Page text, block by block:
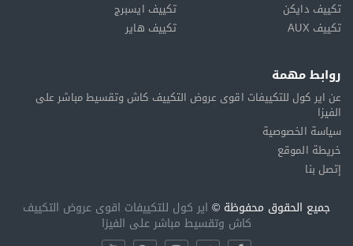
تكييف دايكن
تكييف ايسبرج
تكييف AUX
تكييف هاير
روابط مهمة
عن اير كول للتكييفات اقوى عروض التكييف كاش وتقسيط مباشر على
الفيزا
سياسة الخصوصية
خريطة الموقع
إتصل بنا
جميع الحقوق محفوظة © اير كول للتكييفات اقوى عروض التكييف
كاش وتقسيط مباشر على الفيزا